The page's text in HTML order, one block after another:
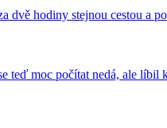
dvě hodiny stejnou cestou a
teď moc počítat nedá, ale